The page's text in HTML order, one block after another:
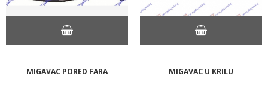
MIGAVAC PORED FARA MIGAVAC U KRILU